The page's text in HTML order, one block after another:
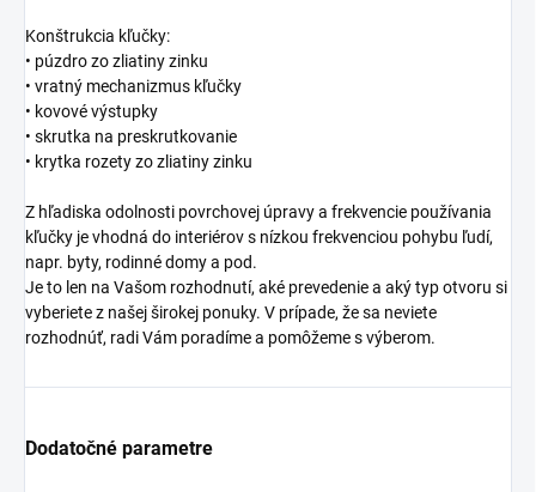
Konštrukcia kľučky:
• púzdro zo zliatiny zinku
• vratný mechanizmus kľučky
• kovové výstupky
• skrutka na preskrutkovanie
• krytka rozety zo zliatiny zinku
Z hľadiska odolnosti povrchovej úpravy a frekvencie používania
kľučky je vhodná do interiérov s nízkou frekvenciou pohybu ľudí,
napr. byty, rodinné domy a pod.
Je to len na Vašom rozhodnutí, aké prevedenie a aký typ otvoru si
vyberiete z našej širokej ponuky. V prípade, že sa neviete
rozhodnúť, radi Vám poradíme a pomôžeme s výberom.
Dodatočné parametre